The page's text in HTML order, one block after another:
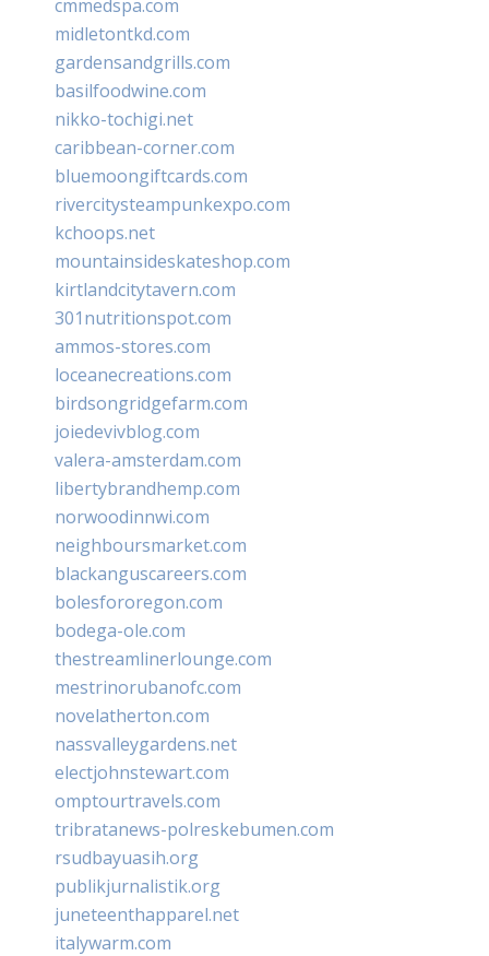
cmmedspa.com
midletontkd.com
gardensandgrills.com
basilfoodwine.com
nikko-tochigi.net
caribbean-corner.com
bluemoongiftcards.com
rivercitysteampunkexpo.com
kchoops.net
mountainsideskateshop.com
kirtlandcitytavern.com
301nutritionspot.com
ammos-stores.com
loceanecreations.com
birdsongridgefarm.com
joiedevivblog.com
valera-amsterdam.com
libertybrandhemp.com
norwoodinnwi.com
neighboursmarket.com
blackanguscareers.com
bolesfororegon.com
bodega-ole.com
thestreamlinerlounge.com
mestrinorubanofc.com
novelatherton.com
nassvalleygardens.net
electjohnstewart.com
omptourtravels.com
tribratanews-polreskebumen.com
rsudbayuasih.org
publikjurnalistik.org
juneteenthapparel.net
italywarm.com